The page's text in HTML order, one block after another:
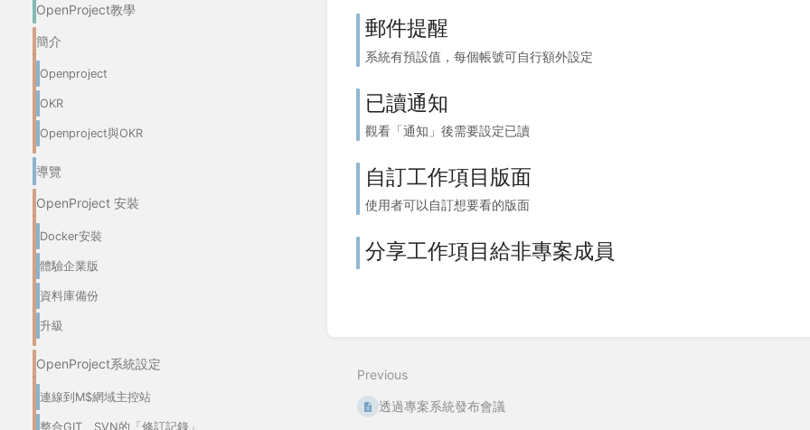
OpenProject教學
簡介
Openproject
OKR
Openproject與OKR
導覽
OpenProject 安裝
Docker安裝
體驗企業版
資料庫備份
升級
OpenProject系統設定
連線到M$網域主控站
整合GIT、SVN的「修訂記錄」
郵件提醒
系統有預設值，每個帳號可自行額外設定
已讀通知
觀看「通知」後需要設定已讀
自訂工作項目版面
使用者可以自訂想要看的版面
分享工作項目給非專案成員
Previous
透過專案系統發布會議